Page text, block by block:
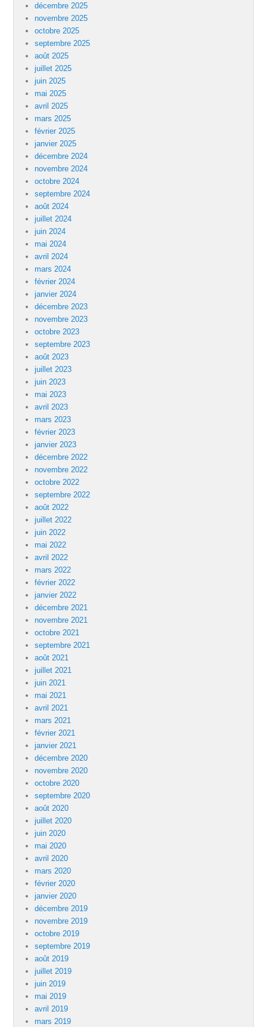
décembre 2025
novembre 2025
octobre 2025
septembre 2025
août 2025
juillet 2025
juin 2025
mai 2025
avril 2025
mars 2025
février 2025
janvier 2025
décembre 2024
novembre 2024
octobre 2024
septembre 2024
août 2024
juillet 2024
juin 2024
mai 2024
avril 2024
mars 2024
février 2024
janvier 2024
décembre 2023
novembre 2023
octobre 2023
septembre 2023
août 2023
juillet 2023
juin 2023
mai 2023
avril 2023
mars 2023
février 2023
janvier 2023
décembre 2022
novembre 2022
octobre 2022
septembre 2022
août 2022
juillet 2022
juin 2022
mai 2022
avril 2022
mars 2022
février 2022
janvier 2022
décembre 2021
novembre 2021
octobre 2021
septembre 2021
août 2021
juillet 2021
juin 2021
mai 2021
avril 2021
mars 2021
février 2021
janvier 2021
décembre 2020
novembre 2020
octobre 2020
septembre 2020
août 2020
juillet 2020
juin 2020
mai 2020
avril 2020
mars 2020
février 2020
janvier 2020
décembre 2019
novembre 2019
octobre 2019
septembre 2019
août 2019
juillet 2019
juin 2019
mai 2019
avril 2019
mars 2019